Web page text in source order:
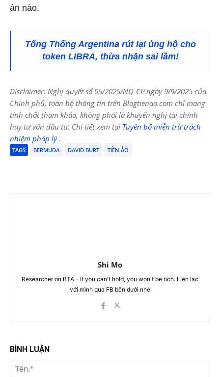
án nào.
Tổng Thống Argentina rút lại ủng hộ cho
token LIBRA, thừa nhận sai lầm!
Disclaimer: Nghị quyết số 05/2025/NQ-CP ngày 9/9/2025 của
Chính phủ, toàn bộ thông tin trên Blogtienao.com chỉ mang
tính chất tham khảo, không phải là khuyến nghị tài chính
hay tư vấn đầu tư. Chi tiết xem tại Tuyên bố miễn trừ trách
nhiệm pháp lý.
TAGS BERMUDA DAVID BURT TIỀN ẢO
Shi Mo
Researcher on BTA - If you can't hold, you won't be rich. Liên lạc
với mình qua FB bên dưới nhé
BÌNH LUẬN